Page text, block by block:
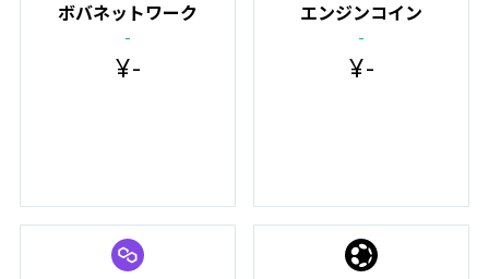
ボバネットワーク
-
¥-
エンジンコイン
-
¥-